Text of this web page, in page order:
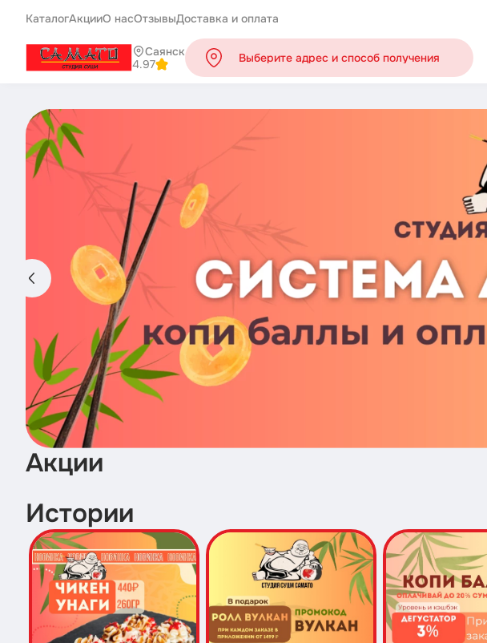
КаталогАкцииО насОтзывыДоставка и оплата
Саянск
4.97
Выберите адрес и способ получения
Акции
Истории